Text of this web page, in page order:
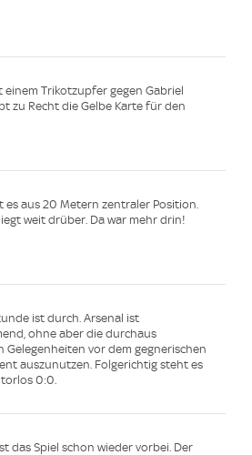
einem Trikotzupfer gegen Gabriel
zu Recht die Gelbe Karte für den
es aus 20 Metern zentraler Position.
weit drüber. Da war mehr drin!
ist durch. Arsenal ist
ohne aber die durchaus
Gelegenheiten vor dem gegnerischen
auszunutzen. Folgerichtig steht es
0:0.
das Spiel schon wieder vorbei. Der